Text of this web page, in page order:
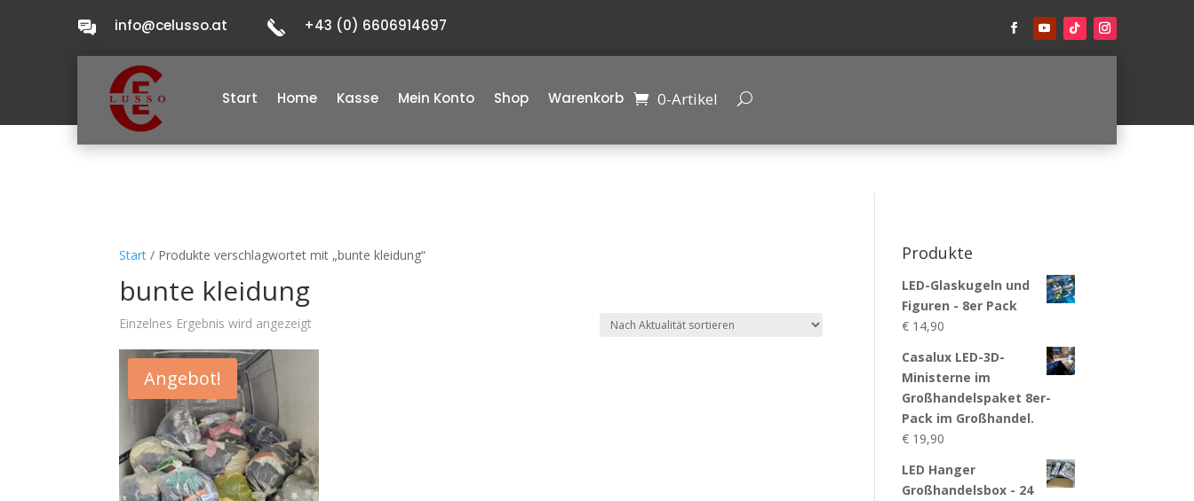
info@celusso.at +43 (0) 6606914697
Start Home Kasse Mein Konto Shop Warenkorb 0-Artikel
Start / Produkte verschlagwortet mit „bunte kleidung“
bunte kleidung
Einzelnes Ergebnis wird angezeigt
Angebot!
Produkte
LED-Glaskugeln und
Figuren - 8er Pack
€ 14,90
Casalux LED-3D-
Ministerne im
Großhandelspaket 8er-
Pack im Großhandel.
€ 19,90
LED Hanger
Großhandelsbox - 24